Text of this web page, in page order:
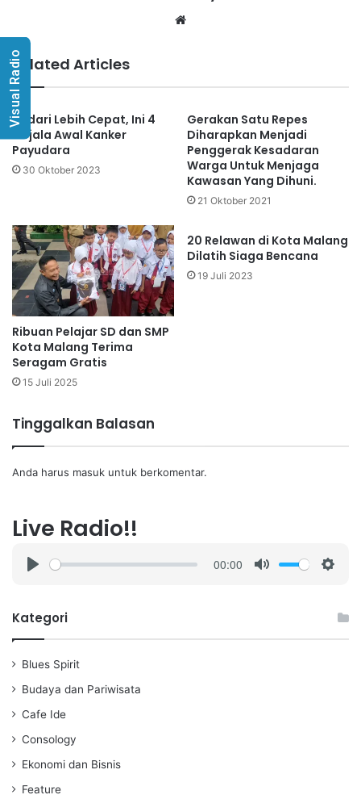
Related Articles
Sadari Lebih Cepat, Ini 4
Gejala Awal Kanker
Payudara
30 Oktober 2023
Gerakan Satu Repes
Diharapkan Menjadi
Penggerak Kesadaran
Warga Untuk Menjaga
Kawasan Yang Dihuni.
21 Oktober 2021
Ribuan Pelajar SD dan SMP
Kota Malang Terima
Seragam Gratis
15 Juli 2025
20 Relawan di Kota Malang
Dilatih Siaga Bencana
19 Juli 2023
Tinggalkan Balasan
Anda harus masuk untuk berkomentar.
Live Radio!!
a
00:00
Kategori
Blues Spirit
Budaya dan Pariwisata
Cafe Ide
Consology
Ekonomi dan Bisnis
Feature
Visual Radio